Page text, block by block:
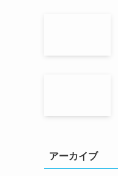
アーカイブ